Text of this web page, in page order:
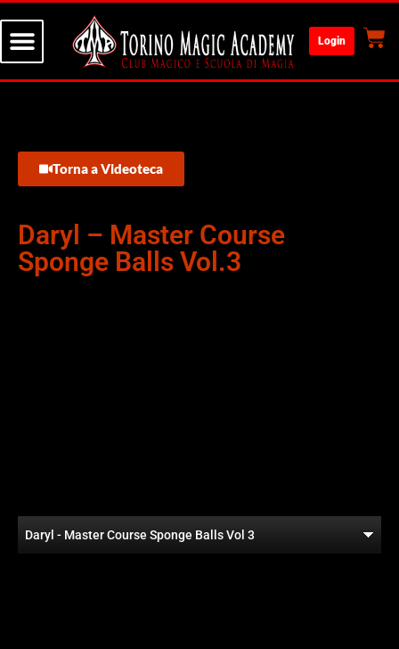
Login
Torna a Videoteca
Daryl – Master Course
Sponge Balls Vol.3
Daryl - Master Course Sponge Balls Vol 3